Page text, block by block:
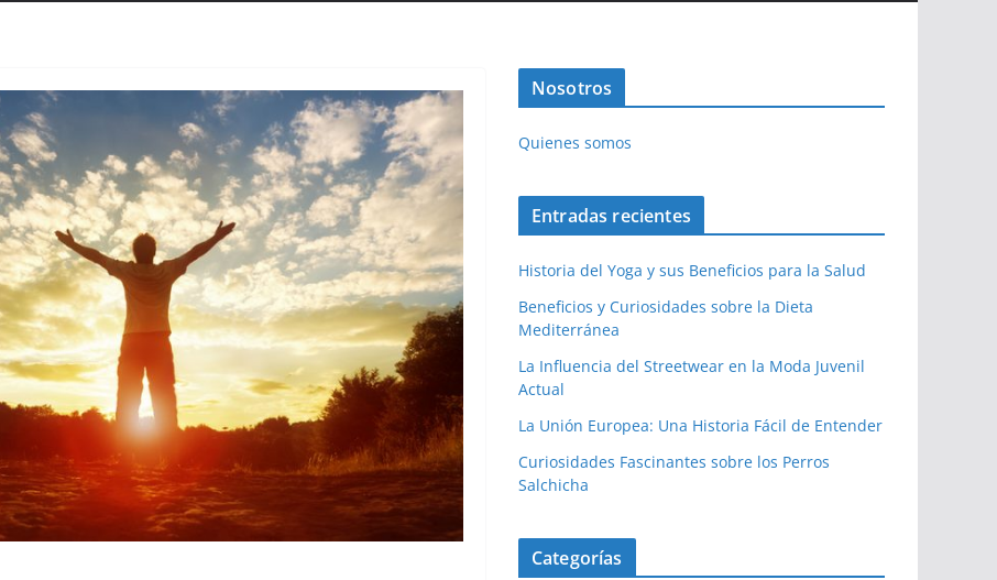
Nosotros
Quienes somos
Entradas recientes
Historia del Yoga y sus Beneficios para la Salud
Beneficios y Curiosidades sobre la Dieta
Mediterránea
La Influencia del Streetwear en la Moda Juvenil
Actual
La Unión Europea: Una Historia Fácil de Entender
Curiosidades Fascinantes sobre los Perros
Salchicha
Categorías